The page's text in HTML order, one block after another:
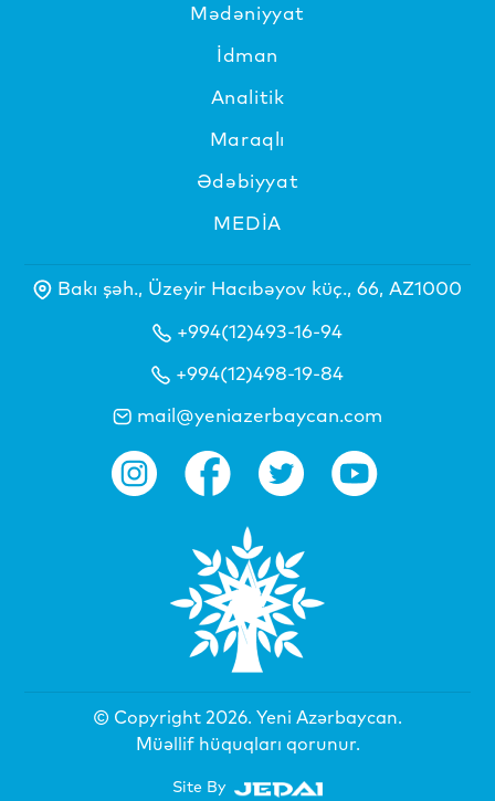
Mədəniyyat
İdman
Analitik
Maraqlı
Ədəbiyyat
MEDİA
Bakı şəh., Üzeyir Hacıbəyov küç., 66, AZ1000
+994(12)493-16-94
+994(12)498-19-84
mail@yeniazerbaycan.com
© Copyright 2026. Yeni Azərbaycan.
Müəllif hüquqları qorunur.
Site By